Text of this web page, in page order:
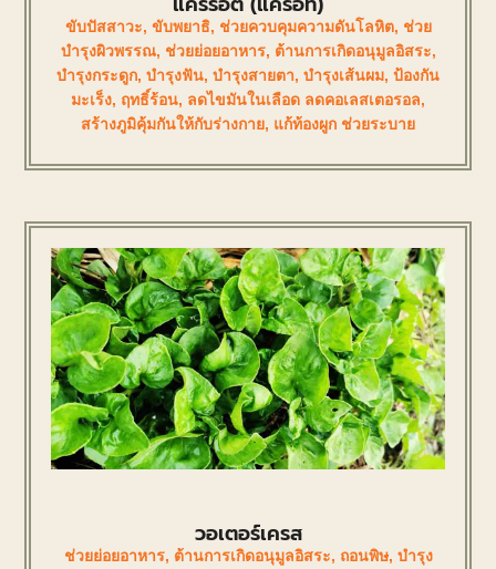
ขับปัสสาวะ, ขับพยาธิ, ช่วยควบคุมความดันโลหิต, ช่วย
บำรุงผิวพรรณ, ช่วยย่อยอาหาร, ต้านการเกิดอนุมูลอิสระ,
บำรุงกระดูก, บำรุงฟัน, บำรุงสายตา, บำรุงเส้นผม, ป้องกัน
มะเร็ง, ฤทธิ์ร้อน, ลดไขมันในเลือด ลดคอเลสเตอรอล,
สร้างภูมิคุ้มกันให้กับร่างกาย, แก้ท้องผูก ช่วยระบาย
วอเตอร์เครส
ช่วยย่อยอาหาร, ต้านการเกิดอนุมูลอิสระ, ถอนพิษ, บำรุง